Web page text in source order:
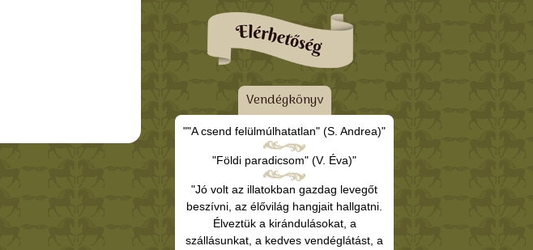
Vendégkönyv
""A csend felülmúlhatatlan" (S. Andrea)"
"Földi paradicsom" (V. Éva)"
"Jó volt az illatokban gazdag levegőt
beszívni, az élővilág hangjait hallgatni.
Élveztük a kirándulásokat, a
szállásunkat, a kedves vendéglátást, a